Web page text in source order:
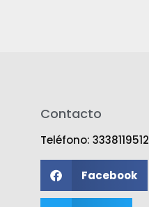
Contacto
Teléfono: 3338119512
Facebook